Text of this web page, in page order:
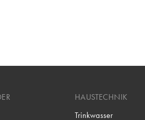
HAUSTECHNIK
Trinkwasser